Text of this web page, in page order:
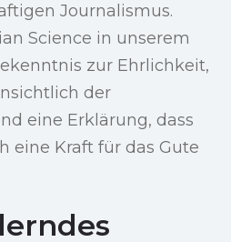
Journalismus.
Science in unserem
zur Ehrlichkeit,
der
eine Erklärung, dass
eine Kraft für das Gute